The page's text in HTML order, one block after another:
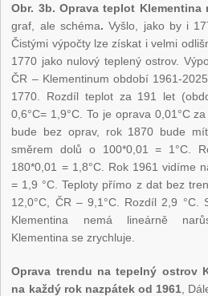
Obr. 3b. Oprava teplot Klementina
graf, ale schéma.Vyšlo, jako by i
Čistými výpočty lze získat i velmi
1770 jako nulový teplený ostrov.
ČR – Klementinum období 1961-
1770. Rozdíl teplot za 191 let
0,6°C= 1,9°C. To je oprava 0,01°C
bude bez oprav, rok 1870 bude
směrem dolů o 100*0,01 = 1°C.
180*0,01 = 1,8°C. Rok 1961 vidíme
= 1,9 °C. Teploty přímo z dat bez
12,0°C, ČR – 9,1°C. Rozdíl 2,9 °C.
Klementina nemá lineárně
Klementina se zrychluje.
Oprava trendu na tepelný ostrov
na každý rok nazpátek od 1961 ,